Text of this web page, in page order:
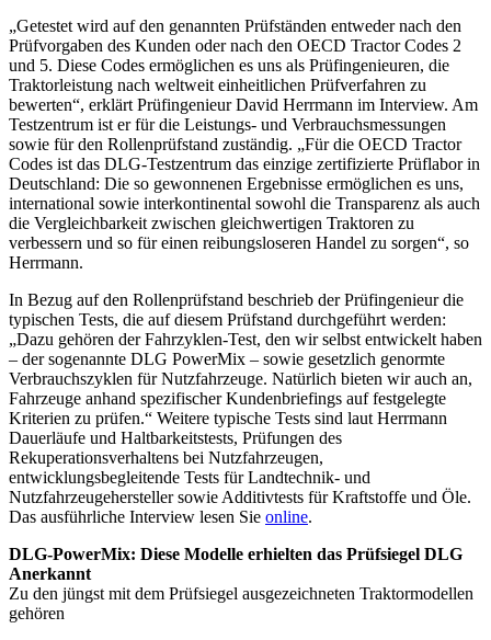
„Getestet wird auf den genannten Prüfständen entweder nach den
Prüfvorgaben des Kunden oder nach den OECD Tractor Codes 2
und 5. Diese Codes ermöglichen es uns als Prüfingenieuren, die
Traktorleistung nach weltweit einheitlichen Prüfverfahren zu
bewerten“, erklärt Prüfingenieur David Herrmann im Interview. Am
Testzentrum ist er für die Leistungs- und Verbrauchsmessungen
sowie für den Rollenprüfstand zuständig. „Für die OECD Tractor
Codes ist das DLG-Testzentrum das einzige zertifizierte Prüflabor in
Deutschland: Die so gewonnenen Ergebnisse ermöglichen es uns,
international sowie interkontinental sowohl die Transparenz als auch
die Vergleichbarkeit zwischen gleichwertigen Traktoren zu
verbessern und so für einen reibungsloseren Handel zu sorgen“, so
Herrmann.
In Bezug auf den Rollenprüfstand beschrieb der Prüfingenieur die
typischen Tests, die auf diesem Prüfstand durchgeführt werden:
„Dazu gehören der Fahrzyklen-Test, den wir selbst entwickelt haben
– der sogenannte DLG PowerMix – sowie gesetzlich genormte
Verbrauchszyklen für Nutzfahrzeuge. Natürlich bieten wir auch an,
Fahrzeuge anhand spezifischer Kundenbriefings auf festgelegte
Kriterien zu prüfen.“ Weitere typische Tests sind laut Herrmann
Dauerläufe und Haltbarkeitstests, Prüfungen des
Rekuperationsverhaltens bei Nutzfahrzeugen,
entwicklungsbegleitende Tests für Landtechnik- und
Nutzfahrzeugehersteller sowie Additivtests für Kraftstoffe und Öle.
Das ausführliche Interview lesen Sie online.
DLG-PowerMix: Diese Modelle erhielten das Prüfsiegel DLG
Anerkannt
Zu den jüngst mit dem Prüfsiegel ausgezeichneten Traktormodellen
gehören